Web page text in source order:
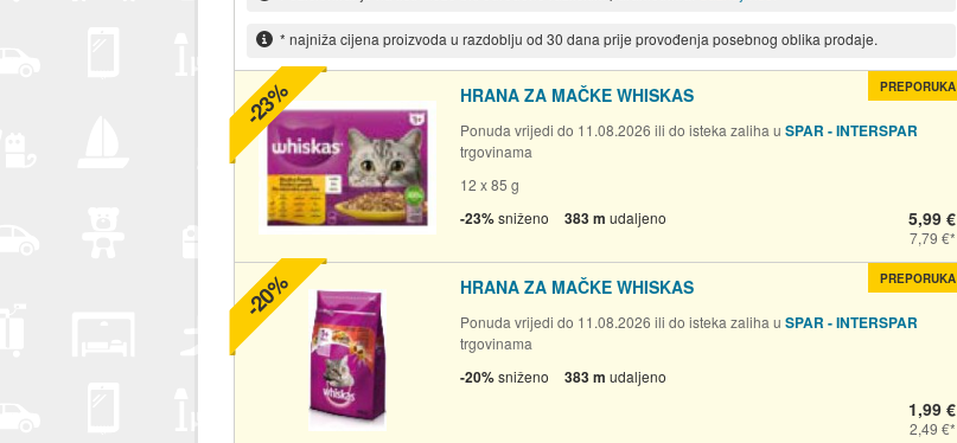
* najniža cijena proizvoda u razdoblju od 30 dana prije provođenja posebnog oblika prodaje.
HRANA ZA MAČKE WHISKAS
Ponuda vrijedi do 11.08.2026 ili do isteka zaliha u SPAR - INTERSPAR
trgovinama
12 x 85 g
-23%sniženo 383 m udaljeno 5,99 €
7,79 €
PREPORUKA
-23%
HRANA ZA MAČKE WHISKAS
Ponuda vrijedi do 11.08.2026 ili do isteka zaliha u SPAR - INTERSPAR
trgovinama
-20%sniženo 383 m udaljeno
1,99 €
2,49 €
PREPORUKA
-20%